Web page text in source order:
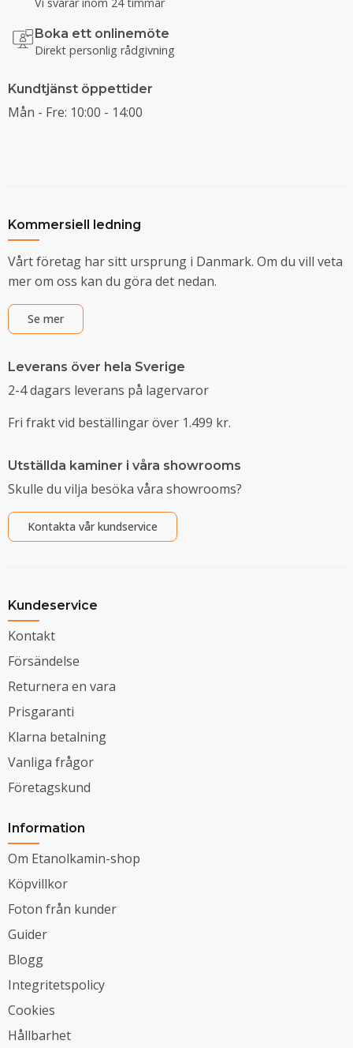
Boka ett onlinemöte
Direkt personlig rådgivning
Kundtjänst öppettider
Mån - Fre: 10:00 - 14:00
Kommersiell ledning
Vårt företag har sitt ursprung i Danmark. Om du vill veta
mer om oss kan du göra det nedan.
Se mer
Leverans över hela Sverige
2-4 dagars leverans på lagervaror
Fri frakt vid beställingar över 1.499 kr.
Utställda kaminer i våra showrooms
Skulle du vilja besöka våra showrooms?
Kontakta vår kundservice
Kundeservice
Kontakt
Försändelse
Returnera en vara
Prisgaranti
Klarna betalning
Vanliga frågor
Företagskund
Information
Om Etanolkamin-shop
Köpvillkor
Foton från kunder
Guider
Blogg
Integritetspolicy
Cookies
Hållbarhet